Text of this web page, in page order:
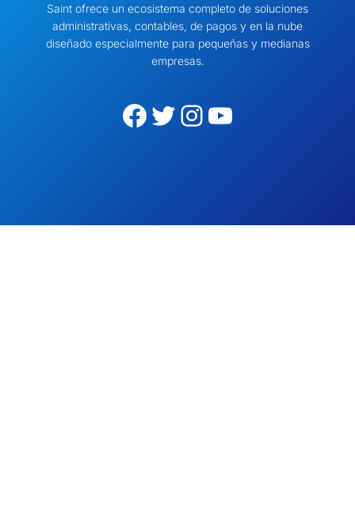
Saint ofrece un ecosistema completo de soluciones
administrativas, contables, de pagos y en la nube
diseñado especialmente para pequeñas y medianas
empresas.
Facebook Twitter Instagram YouTube